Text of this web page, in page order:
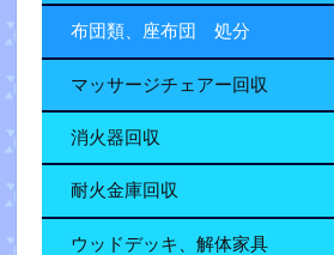
布団類、座布団 処分
マッサージチェアー回収
消火器回収
耐火金庫回収
ウッドデッキ、解体家具